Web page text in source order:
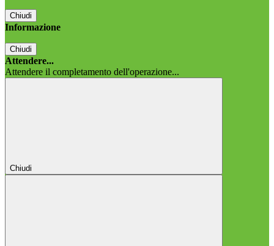
Chiudi
Informazione
Chiudi
Attendere...
Attendere il completamento dell'operazione...
Chiudi